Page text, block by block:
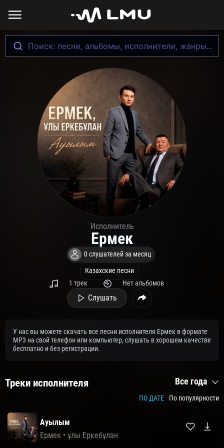
Поиск: песни, альбомы, исполнители, жанры...
Исполнитель
Ермек
0 слушателей за месяц
Казахские песни
1 трек
Нет альбомов
Слушать
У нас вы можете скачать все песни исполнителя Ермек в формате
MP3 на свой телефон или компьютер, слушать в хорошем качестве
бесплатно и без регистрации.
Треки исполнителя Все года
ПО ДАТЕ По популярности
Ауылым
Ермек • ұлы Еркебұлан